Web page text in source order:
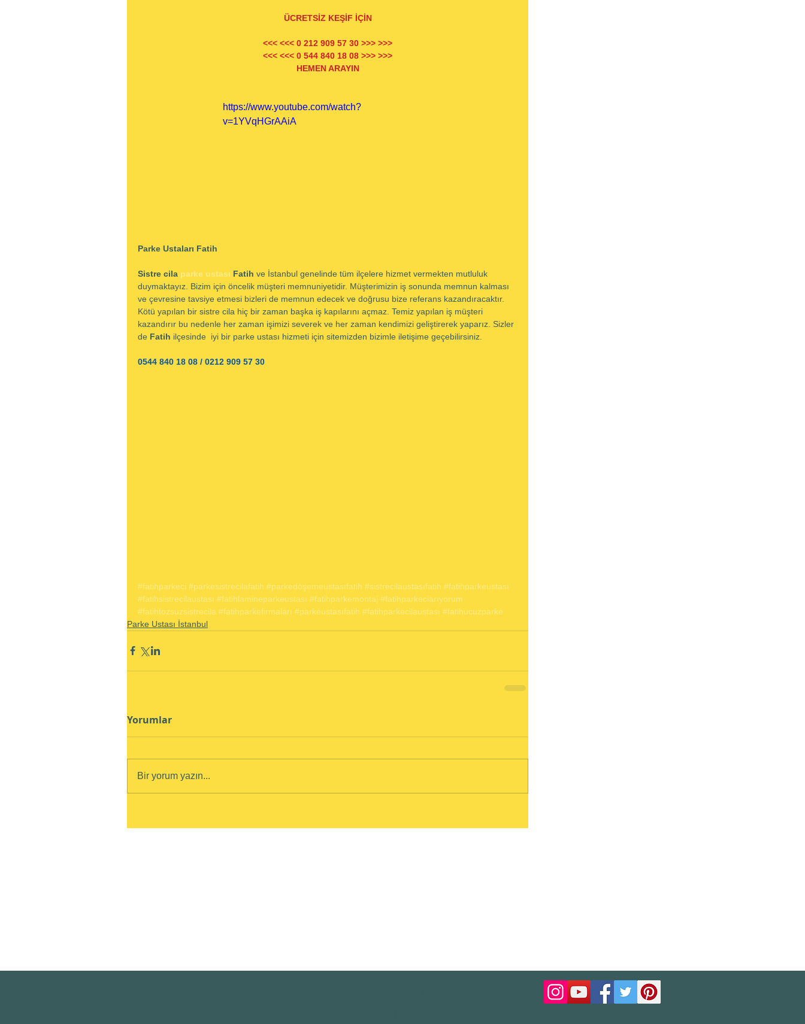
ÜCRETSİZ KEŞİF İÇİN
<<< <<< 0 212 909 57 30 >>> >>>
<<< <<< 0 544 840 18 08 >>> >>>
HEMEN ARAYIN
https://www.youtube.com/watch?
v=1YVqHGrAAiA
Parke Ustaları Fatih
Sistre cila parke ustası Fatih ve İstanbul genelinde tüm ilçelere hizmet vermekten mutluluk
duymaktayız. Bizim için öncelik müşteri memnuniyetidir. Müşterimizin iş sonunda memnun kalması
ve çevresine tavsiye etmesi bizleri de memnun edecek ve doğrusu bize referans kazandıracaktır.
Kötü yapılan bir sistre cila hiç bir zaman başka iş kapılarını açmaz. Temiz yapılan iş müşteri
kazandırır bu nedenle her zaman işimizi severek ve her zaman kendimizi geliştirerek yaparız. Sizler
de Fatih ilçesinde  iyi bir parke ustası hizmeti için sitemizden bizimle iletişime geçebilirsiniz.
0544 840 18 08 / 0212 909 57 30
#fatihparkeci #parkesistrecilafatih #parkedöşemeustasıfatih #sistrecilaustasıfatih #fatihparkeustası
#fatihsistrecilaustası #fatihlamineparkeustası #fatihparkemontaj #fatihparkeciarıyorum
#fatihtozsuzsistrecila #fatihparkefirmaları #parkeustasıfatih #fatihparkecilaustası #fatihucuzparke
Parke Ustası İstanbul
Yorumlar
Bir yorum yazın...